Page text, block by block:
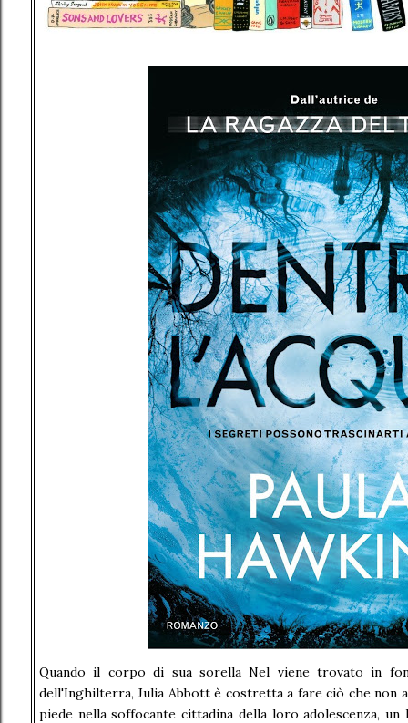
Quando il corpo di sua sorella Nel viene trovato in
dell'Inghilterra, Julia Abbott è costretta a fare ciò che non
piede nella soffocante cittadina della loro adolescenza,